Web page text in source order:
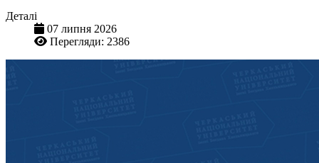
Деталі
07 липня 2026
Перегляди: 2386